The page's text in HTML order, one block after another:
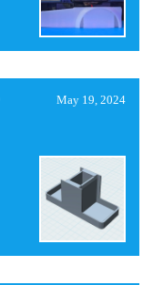
May 19, 2024